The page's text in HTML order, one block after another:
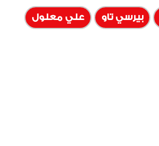
بيرسي تاو علي معلول